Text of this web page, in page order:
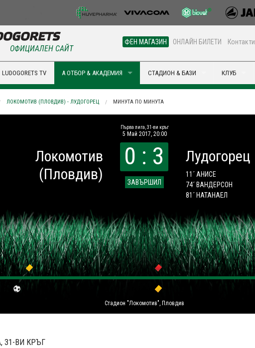
ФЕН МАГАЗИН ОНЛАЙН БИЛЕТИ Контакти
ОФИЦИАЛЕН САЙТ
LUDOGORETS TV А ОТБОР & АКАДЕМИЯ СТАДИОН & БАЗИ КЛУБ
ЛОКОМОТИВ (ПЛОВДИВ) - ЛУДОГОРЕЦ МИНУТА ПО МИНУТА
Първа лига, 31-ви кръг
5 Май 2017, 20:00
Локомотив
(Пловдив)
0 : 3
ЗАВЪРШИЛ
Лудогорец
11´ АНИСЕ
74´ ВАНДЕРСОН
81´ НАТАНАЕЛ
Стадион "Локомотив", Пловдив
31-ВИ КРЪГ